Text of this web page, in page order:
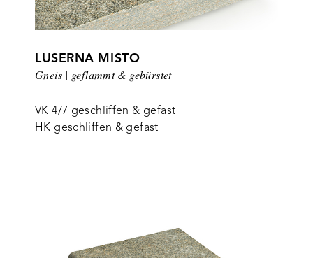
LUSERNA MISTO
Gneis | geflammt & gebürstet
VK 4/7 geschliffen & gefast
HK geschliffen & gefast